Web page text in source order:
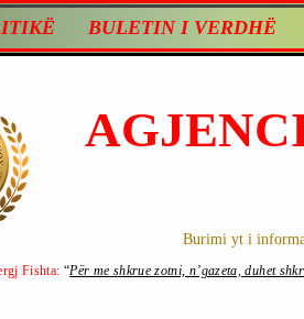
BULETIN I VERDHË
Burimi yt i
Fishta: “Për me shkrue zotni, n’gazeta, duhet